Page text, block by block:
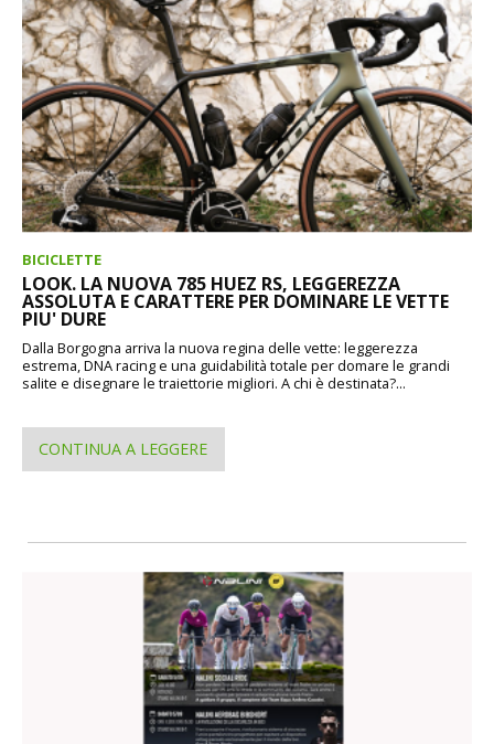
BICICLETTE
LOOK. LA NUOVA 785 HUEZ RS, LEGGEREZZA
ASSOLUTA E CARATTERE PER DOMINARE LE VETTE
PIU' DURE
Dalla Borgogna arriva la nuova regina delle vette: leggerezza
estrema, DNA racing e una guidabilità totale per domare le grandi
salite e disegnare le traiettorie migliori. A chi è destinata?...
CONTINUA A LEGGERE